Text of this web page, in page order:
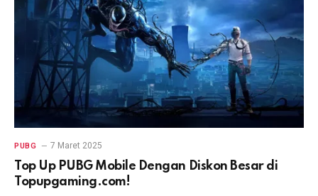
PUBG 7 Maret 2025
Top Up PUBG Mobile Dengan Diskon Besar di
Topupgaming.com!